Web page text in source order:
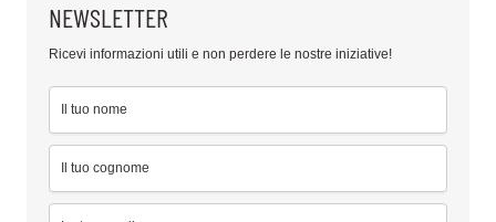
NEWSLETTER
Ricevi informazioni utili e non perdere le nostre iniziative!